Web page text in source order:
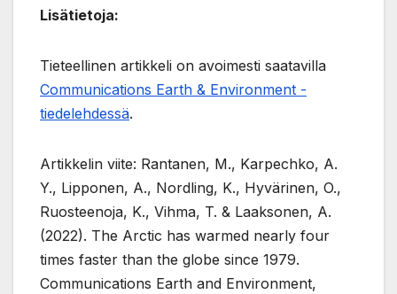
Lisätietoja:
Tieteellinen artikkeli on avoimesti saatavilla
Communications Earth & Environment -
tiedelehdessä.
Artikkelin viite: Rantanen, M., Karpechko, A.
Y., Lipponen, A., Nordling, K., Hyvärinen, O.,
Ruosteenoja, K., Vihma, T. & Laaksonen, A.
(2022). The Arctic has warmed nearly four
times faster than the globe since 1979.
Communications Earth and Environment,